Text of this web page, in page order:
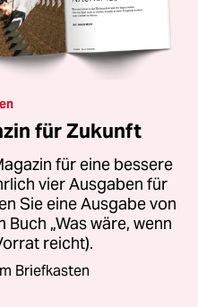
für Zukunft
für eine bessere
vier Ausgaben für
Sie eine Ausgabe von
„Was wäre, wenn
reicht).
Briefkasten